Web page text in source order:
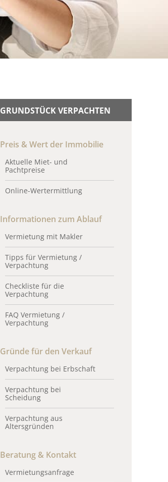
GRUNDSTÜCK VERPACHTEN
Preis & Wert der Immobilie
Aktuelle Miet- und
Pachtpreise
Online-Wertermittlung
Informationen zum Ablauf
Vermietung mit Makler
Tipps für Vermietung /
Verpachtung
Checkliste für die
Verpachtung
FAQ Vermietung /
Verpachtung
Gründe für den Verkauf
Verpachtung bei Erbschaft
Verpachtung bei
Scheidung
Verpachtung aus
Altersgründen
Beratung & Kontakt
Vermietungsanfrage